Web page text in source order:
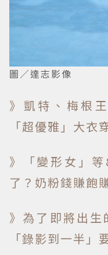
圖／達志影像
》凱特、梅根
「超優雅」大衣
》「變形女」
了？奶粉錢賺飽
》為了即將出
「錄影到一半」